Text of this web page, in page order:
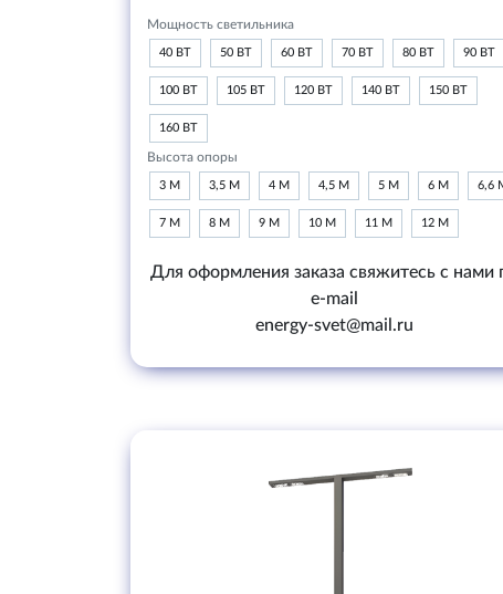
Мощность светильника
40 ВТ 50 ВТ 60 ВТ 70 ВТ 80 ВТ 90 ВТ
100 ВТ 105 ВТ 120 ВТ 140 ВТ 150 ВТ
160 ВТ
Высота опоры
3 М 3,5 М 4 М 4,5 М 5 М 6 М 6,6
7 М 8 М 9 М 10 М 11 М 12 М
Для оформления заказа свяжитесь с нами
e-mail
energy-svet@mail.ru